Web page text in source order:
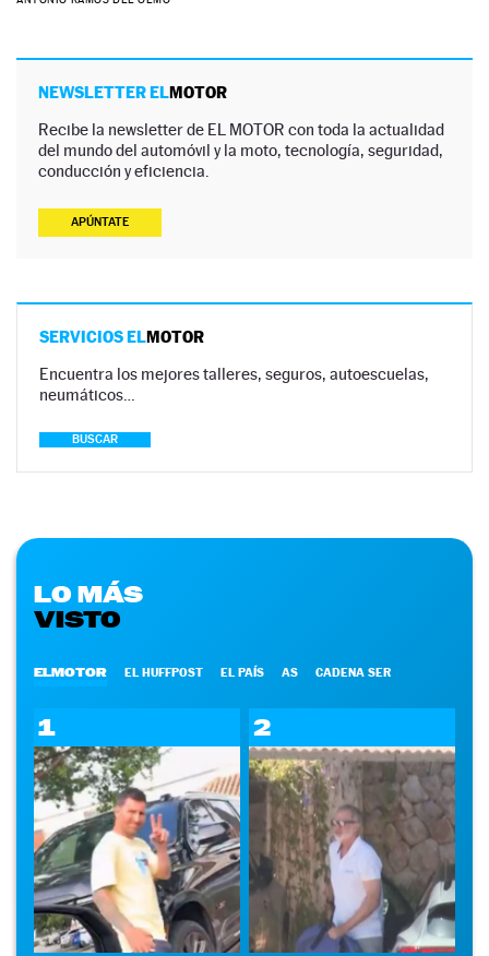
NEWSLETTER ELMOTOR
Recibe la newsletter de EL MOTOR con toda la actualidad
del mundo del automóvil y la moto, tecnología, seguridad,
conducción y eficiencia.
APÚNTATE
SERVICIOS ELMOTOR
Encuentra los mejores talleres, seguros, autoescuelas,
neumáticos…
BUSCAR
LO MÁS
VISTO
ELMOTOR EL HUFFPOST EL PAÍS AS CADENA SER
1 2